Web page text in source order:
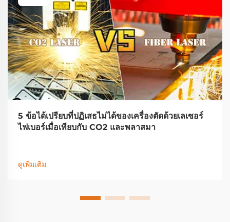
5 ข้อได้เปรียบที่ปฏิเสธไม่ได้ของเครื่องตัดด้วยเลเซอร์
ไฟเบอร์เมื่อเทียบกับ CO2 และพลาสมา
ดูเพิ่มเติม